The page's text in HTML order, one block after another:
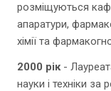
розміщуються
апаратури,
хімії та
2000 рік-
науки і техніки